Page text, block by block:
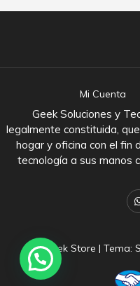
Mi Cuenta
Geek Soluciones y
legalmente constituida,
hogar y oficina con el fin
tecnología a sus manos
Geek Store | Tema: